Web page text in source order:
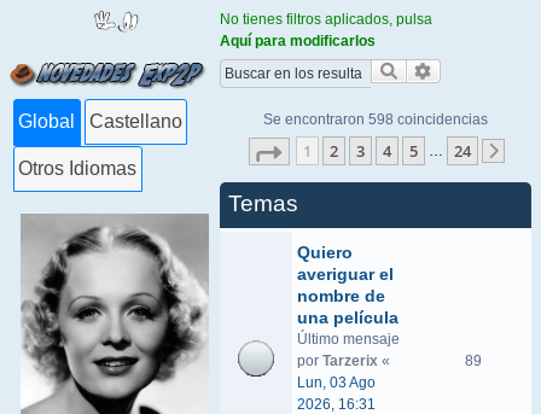
Global Castellano
Otros Idiomas
No tienes filtros aplicados, pulsa
Aquí para modificarlos
Buscar
Se encontraron 598 coincidencias
Página de 24
1 2 3 4 5 … 24
Temas
Quiero
averiguar el
nombre de
una película
Último mensaje
por Tarzerix «
Lun, 03 Ago
2026, 16:31
89